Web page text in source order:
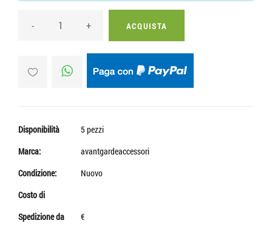
- + ACQUISTA
Disponibilità
5 pezzi
Marca:
avantgardeaccessori
Condizione:
Nuovo
Costo di
Spedizione da
€